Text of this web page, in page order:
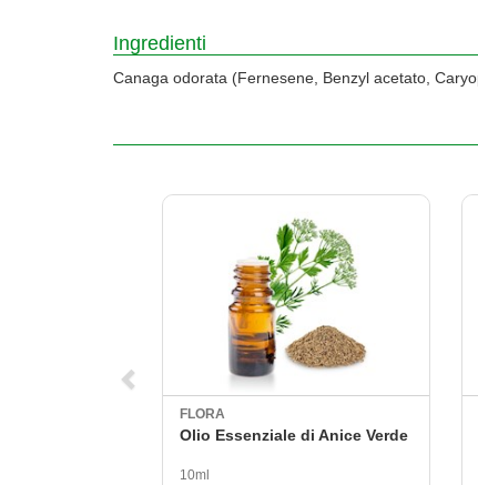
Ingredienti
Canaga odorata (Fernesene, Benzyl acetato,
FLORA
Olio Essenziale di Anice Verde
10ml